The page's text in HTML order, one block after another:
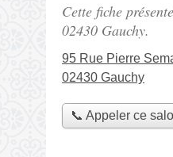
Cette fiche
02430 Gauchy.
95 Rue Pierre
02430 Gauchy
📞 Appeler ce